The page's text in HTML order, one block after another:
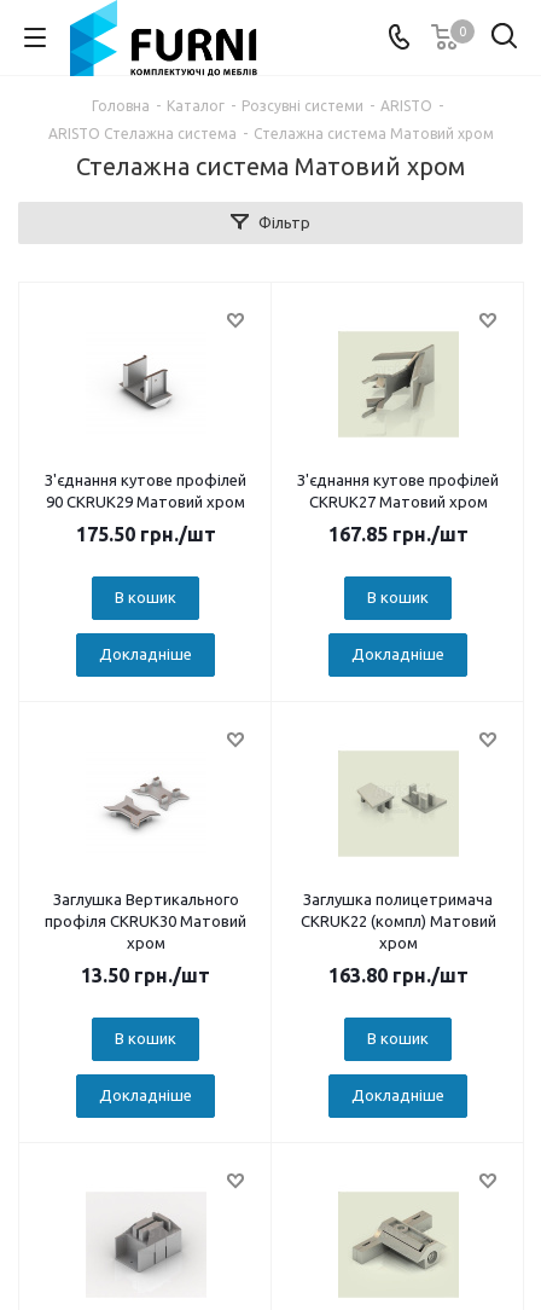
0
Головна - Каталог - Розсувні системи - ARISTO -
ARISTO Стелажна система - Стелажна система Матовий хром
Стелажна система Матовий хром
Фільтр
З'єднання кутове профілей
90 CKRUК29 Матовий хром
175.50грн./шт
В кошик
Докладніше
З'єднання кутове профілей
CKRUК27 Матовий хром
167.85грн./шт
В кошик
Докладніше
Заглушка Вертикального
профіля CKRUК30 Матовий
хром
13.50 грн./шт
В кошик
Докладніше
Заглушка полицетримача
CKRUК22 (компл) Матовий
хром
163.80грн./шт
В кошик
Докладніше